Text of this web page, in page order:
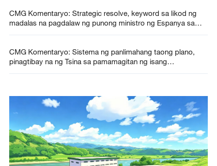
CMG Komentaryo: Strategic resolve, keyword sa likod ng
madalas na pagdalaw ng punong ministro ng Espanya sa
CMG Komentaryo: Sistema ng panlimahang taong plano,
pinagtibay na ng Tsina sa pamamagitan ng isang